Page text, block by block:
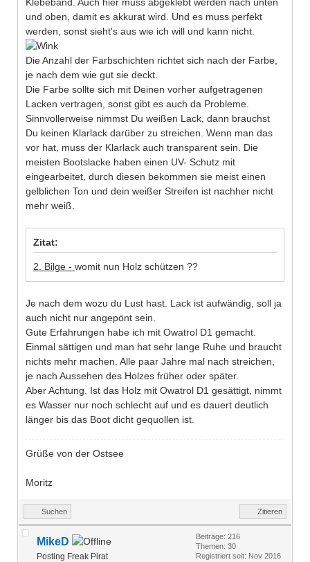
und oben, damit es akkurat wird. Und es muss perfekt
werden, sonst sieht's aus wie ich will und kann nicht.
Die Anzahl der Farbschichten richtet sich nach der Farbe,
je nach dem wie gut sie deckt.
Die Farbe sollte sich mit Deinen vorher aufgetragenen
Lacken vertragen, sonst gibt es auch da Probleme.
Sinnvollerweise nimmst Du weißen Lack, dann brauchst
Du keinen Klarlack darüber zu streichen. Wenn man das
vor hat, muss der Klarlack auch transparent sein. Die
meisten Bootslacke haben einen UV- Schutz mit
eingearbeitet, durch diesen bekommen sie meist einen
gelblichen Ton und dein weißer Streifen ist nachher nicht
mehr weiß.
Zitat:
2. Bilge - womit nun Holz schützen ??
Je nach dem wozu du Lust hast. Lack ist aufwändig, soll ja
auch nicht nur angepönt sein.
Gute Erfahrungen habe ich mit Owatrol D1 gemacht.
Einmal sättigen und man hat sehr lange Ruhe und braucht
nichts mehr machen. Alle paar Jahre mal nach streichen,
je nach Aussehen des Holzes früher oder später.
Aber Achtung. Ist das Holz mit Owatrol D1 gesättigt, nimmt
es Wasser nur noch schlecht auf und es dauert deutlich
länger bis das Boot dicht gequollen ist.
Grüße von der Ostsee
Moritz
Suchen Zitieren
MikeD
Posting Freak Pirat
Beiträge: 216
Themen: 30
Registriert seit: Nov 2016